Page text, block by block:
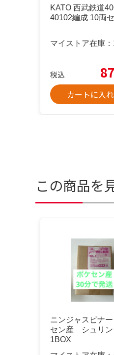
KATO 西武鉄道
40102編成 10両
マイストア在庫：
税込
カートに入
この商品を
ニンジャスピナ
セン産 シュリ
1BOX